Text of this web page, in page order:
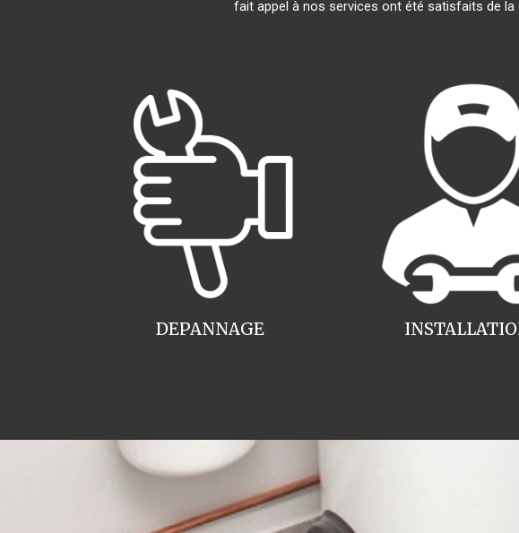
fait appel à nos services ont été satisfaits de
DEPANNAGE